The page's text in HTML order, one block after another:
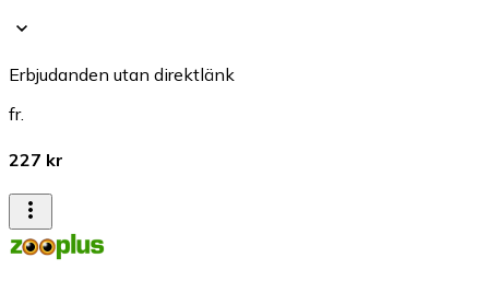
Erbjudanden utan direktlänk
fr.
227 kr